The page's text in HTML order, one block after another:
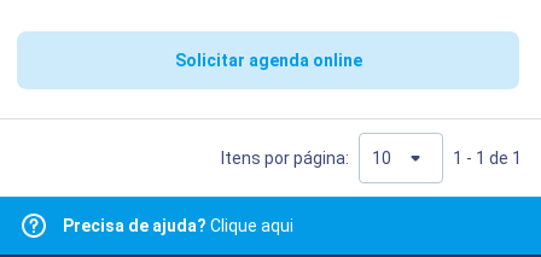
Solicitar agenda online
Itens por página: 1 - 1 de 1
Precisa de ajuda? Clique aqui